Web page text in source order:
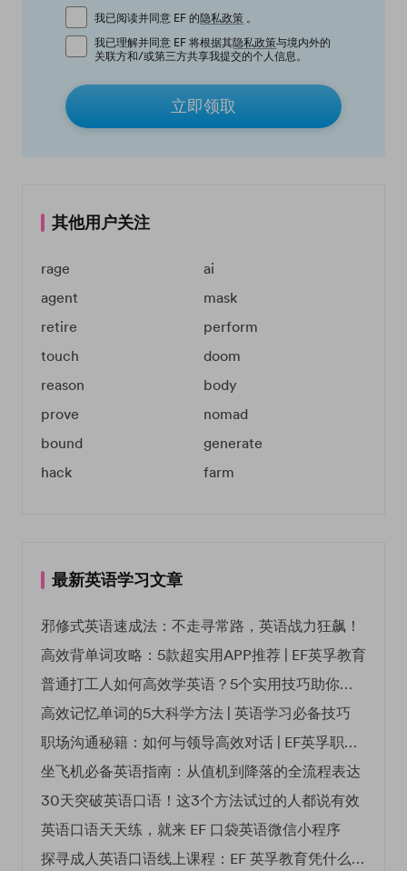
我已阅读并同意 EF 的隐私政策 。
我已理解并同意 EF 将根据其隐私政策与境内外的
关联方和/或第三方共享我提交的个人信息。
立即领取
其他用户关注
rage
ai
agent
mask
retire
perform
touch
doom
reason
body
prove
nomad
bound
generate
hack
farm
最新英语学习文章
邪修式英语速成法：不走寻常路，英语战力狂飙！
高效背单词攻略：5款超实用APP推荐 | EF英孚教育
普通打工人如何高效学英语？5个实用技巧助你突破职场瓶颈
高效记忆单词的5大科学方法 | 英语学习必备技巧
职场沟通秘籍：如何与领导高效对话 | EF英孚职场指南
坐飞机必备英语指南：从值机到降落的全流程表达
30天突破英语口语！这3个方法试过的人都说有效
英语口语天天练，就来 EF 口袋英语微信小程序
探寻成人英语口语线上课程：EF 英孚教育凭什么领航